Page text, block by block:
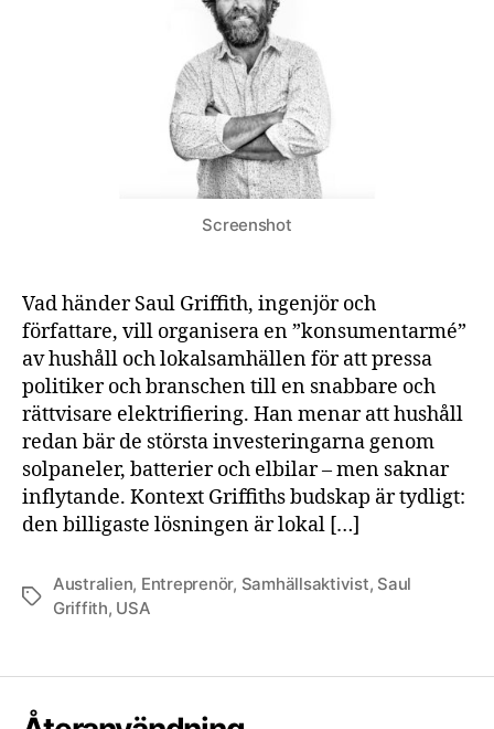
Screenshot
Vad händer Saul Griffith, ingenjör och
författare, vill organisera en ”konsumentarmé”
av hushåll och lokalsamhällen för att pressa
politiker och branschen till en snabbare och
rättvisare elektrifiering. Han menar att hushåll
redan bär de största investeringarna genom
solpaneler, batterier och elbilar – men saknar
inflytande. Kontext Griffiths budskap är tydligt:
den billigaste lösningen är lokal […]
Etiketter
Australien, Entreprenör, Samhällsaktivist, Saul
Griffith, USA